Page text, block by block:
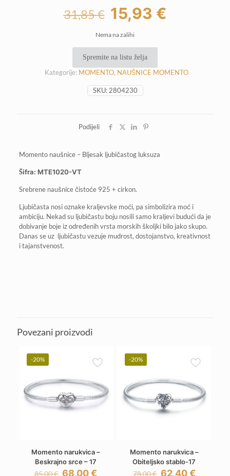
31,85€ Izvorna
cijena
bila
je:
31,85 €.
15,93 €
Nema na zalihi
Spremite na listu želja
SKU: 2804230
Kategorije: MOMENTO, NAUŠNICE MOMENTO
Podijeli
Momento naušnice – Bljesak ljubičastog luksuza
Šifra: MTE1020-VT
Srebrene naušnice čistoće 925 + cirkon.
Ljubičasta nosi oznake kraljevske moći, pa simbolizira moć i
ambiciju. Nekad su ljubičastu boju nosili samo kraljevi budući da je
dobivanje boje iz određenih vrsta morskih školjki bilo jako skupo.
Danas se uz ljubičastu vezuje mudrost, dostojanstvo, kreativnost
i tajanstvenost.
Povezani proizvodi
-20%
Momento narukvica –
Beskrajno srce – 17
85,00€ Izvorna
68,00€ Trenutna
-20%
Momento narukvica –
Obiteljsko stablo-17
78,00€ Izvorna
62,40€